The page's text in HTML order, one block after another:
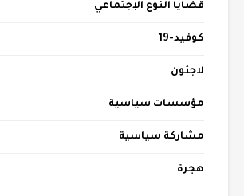
قضايا النوع الإجتماعي
كوفيد-19
لاجئون
مؤسسات سياسية
مشاركة سياسية
هجرة